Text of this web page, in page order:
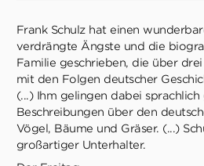
Frank Schulz hat einen
verdrängte Ängste und die
Familie geschrieben, die über
mit den Folgen deutscher
(...) Ihm gelingen dabei
Beschreibungen über den
Vögel, Bäume und Gräser. (...)
großartiger Unterhalter.